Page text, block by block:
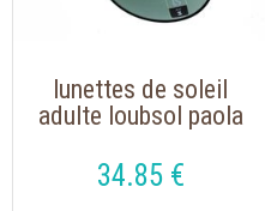
lunettes de soleil
adulte loubsol paola
pilote avec monture
métal
34.85 €